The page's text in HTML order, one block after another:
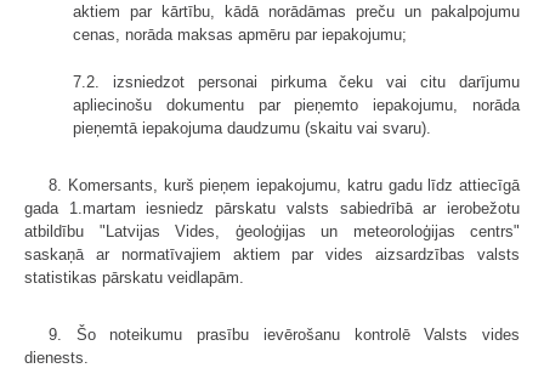
aktiem par kārtību, kādā norādāmas preču un pakalpojumu
cenas, norāda maksas apmēru par iepakojumu;
7.2. izsniedzot personai pirkuma čeku vai citu darījumu
apliecinošu dokumentu par pieņemto iepakojumu, norāda
pieņemtā iepakojuma daudzumu (skaitu vai svaru).
8. Komersants, kurš pieņem iepakojumu, katru gadu līdz attiecīgā
gada 1.martam iesniedz pārskatu valsts sabiedrībā ar ierobežotu
atbildību "Latvijas Vides, ģeoloģijas un meteoroloģijas centrs"
saskaņā ar normatīvajiem aktiem par vides aizsardzības valsts
statistikas pārskatu veidlapām.
9. Šo noteikumu prasību ievērošanu kontrolē Valsts vides
dienests.